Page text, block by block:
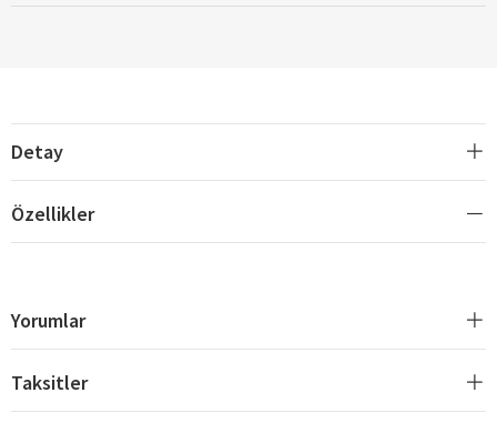
Detay
Özellikler
Yorumlar
Taksitler